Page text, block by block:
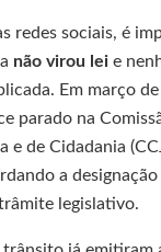
redes sociais, é
não virou lei e
Em março
parado na
e de Cidadania
a
legislativo.